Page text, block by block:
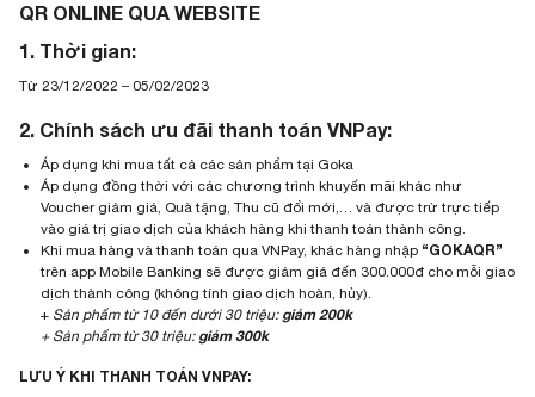
QR ONLINE QUA WEBSITE
1. Thời gian:
Từ 23/12/2022 – 05/02/2023
2. Chính sách ưu đãi thanh toán VNPay:
Áp dụng khi mua tất cả các sản phẩm tại Goka
Áp dụng đồng thời với các chương trình khuyến mãi khác như
Voucher giảm giá, Quà tặng, Thu cũ đổi mới,… và được trừ trực tiếp
vào giá trị giao dịch của khách hàng khi thanh toán thành công.
Khi mua hàng và thanh toán qua VNPay, khác hàng nhập “GOKAQR”
trên app Mobile Banking sẽ được giảm giá đến 300.000đ cho mỗi giao
dịch thành công (không tính giao dịch hoàn, hủy).
+ Sản phẩm từ 10 đến dưới 30 triệu: giảm 200k
+ Sản phẩm từ 30 triệu: giảm 300k
LƯU Ý KHI THANH TOÁN VNPAY: